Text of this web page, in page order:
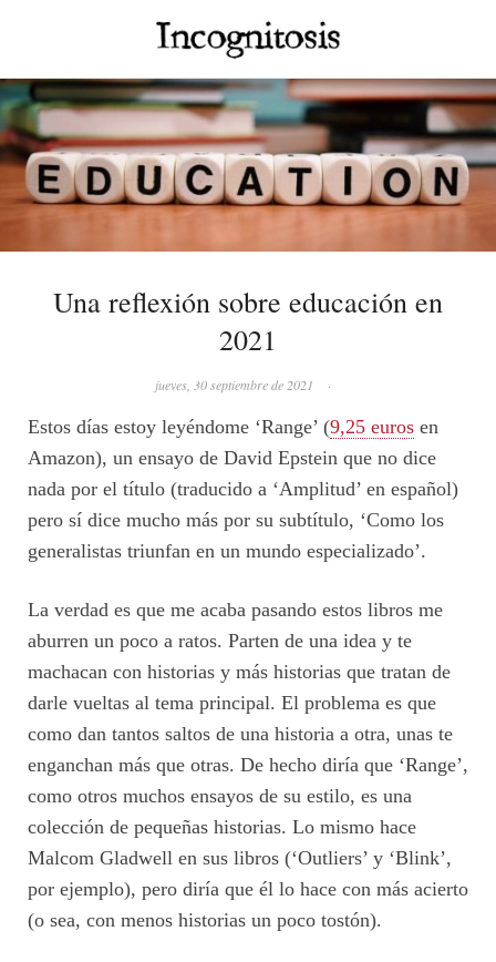
Una reflexión sobre educación en
2021
jueves, 30 septiembre de 2021 ·
Estos días estoy leyéndome ‘Range’ (9,25 euros en
Amazon), un ensayo de David Epstein que no dice
nada por el título (traducido a ‘Amplitud’ en español)
pero sí dice mucho más por su subtítulo, ‘Como los
generalistas triunfan en un mundo especializado’.
La verdad es que me acaba pasando estos libros me
aburren un poco a ratos. Parten de una idea y te
machacan con historias y más historias que tratan de
darle vueltas al tema principal. El problema es que
como dan tantos saltos de una historia a otra, unas te
enganchan más que otras. De hecho diría que ‘Range’,
como otros muchos ensayos de su estilo, es una
colección de pequeñas historias. Lo mismo hace
Malcom Gladwell en sus libros (‘Outliers’ y ‘Blink’,
por ejemplo), pero diría que él lo hace con más acierto
(o sea, con menos historias un poco tostón).